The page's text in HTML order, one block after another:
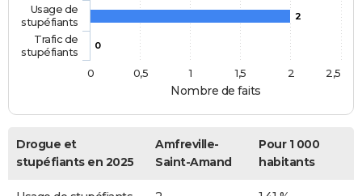
Nombre de faits
2
0
Usage de
stupéfiants
Trafic de
stupéfiants
0
0,5 1 1,5 2 2,5
Drogue et
stupéfiants en 2025
Amfreville-
Saint-Amand
Pour 1 000
habitants